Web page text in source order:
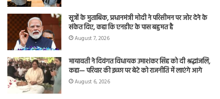
सूत्रों के मुताबिक, प्रधानमंत्री मोदी ने परिसीमन पर जोर देने के
संकेत दिए, कहा कि एनडीए के पास बहुमत है
August 7, 2026
मायावती ने दिवंगत विधायक उमाशंकर सिंह को दी श्रद्धांजलि,
कहा— परिवार की इच्छा पर बेटे को राजनीति में लाएंगे आगे
August 6, 2026